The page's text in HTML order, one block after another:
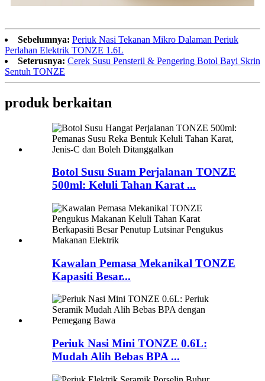
Sebelumnya: Periuk Nasi Tekanan Mikro Dalaman Periuk
Perlahan Elektrik TONZE 1.6L
Seterusnya: Cerek Susu Pensteril & Pengering Botol Bayi Skrin
Sentuh TONZE
produk berkaitan
Botol Susu Suam Perjalanan TONZE
500ml: Keluli Tahan Karat ...
Kawalan Pemasa Mekanikal TONZE
Kapasiti Besar...
Periuk Nasi Mini TONZE 0.6L:
Mudah Alih Bebas BPA ...